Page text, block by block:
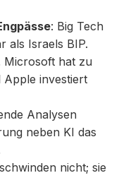
: Big Tech
als Israels BIP.
Microsoft hat zu
investiert
Analysen
neben KI das
nicht; sie